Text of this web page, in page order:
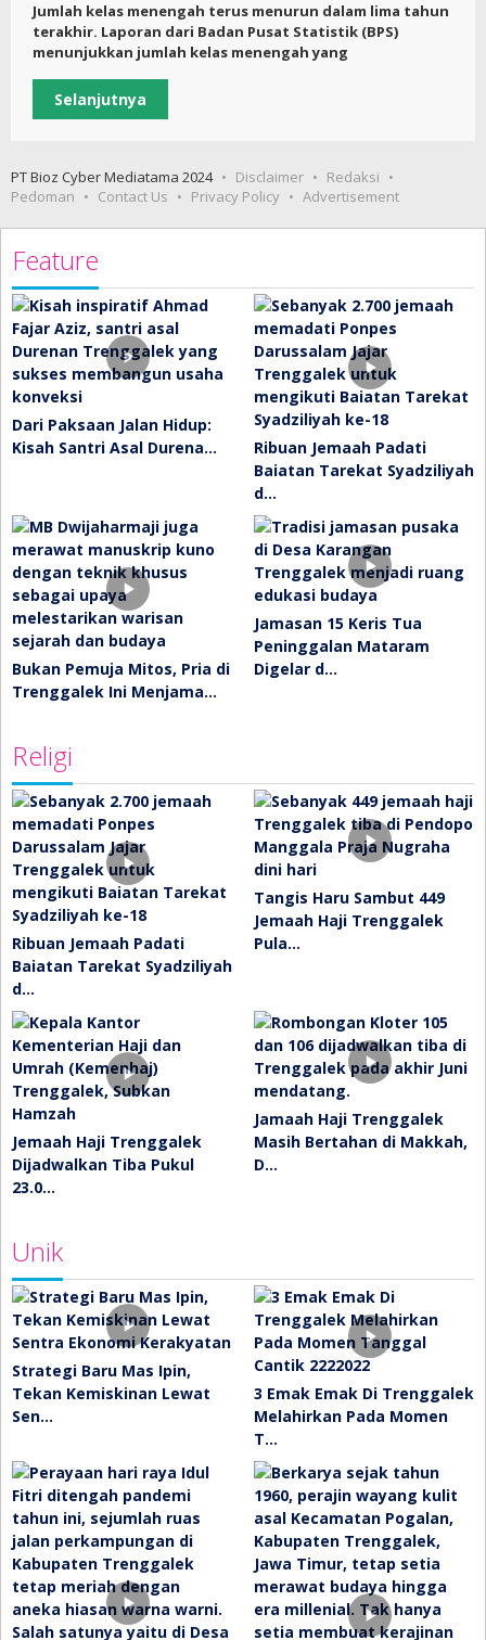
Jumlah kelas menengah terus menurun dalam lima tahun
terakhir. Laporan dari Badan Pusat Statistik (BPS)
menunjukkan jumlah kelas menengah yang
Selanjutnya
PT Bioz Cyber Mediatama 2024 Disclaimer
Redaksi
Pedoman
Contact Us Privacy Policy Advertisement
Feature
Dari Paksaan Jalan Hidup:
Kisah Santri Asal Durena…
Ribuan Jemaah Padati
Baiatan Tarekat Syadziliyah
d…
Bukan Pemuja Mitos, Pria di
Trenggalek Ini Menjama…
Jamasan 15 Keris Tua
Peninggalan Mataram
Digelar d…
Religi
Ribuan Jemaah Padati
Baiatan Tarekat Syadziliyah
d…
Tangis Haru Sambut 449
Jemaah Haji Trenggalek
Pula…
Jemaah Haji Trenggalek
Dijadwalkan Tiba Pukul
23.0…
Jamaah Haji Trenggalek
Masih Bertahan di Makkah,
D…
Unik
Strategi Baru Mas Ipin,
Tekan Kemiskinan Lewat
Sen…
3 Emak Emak Di Trenggalek
Melahirkan Pada Momen
T…